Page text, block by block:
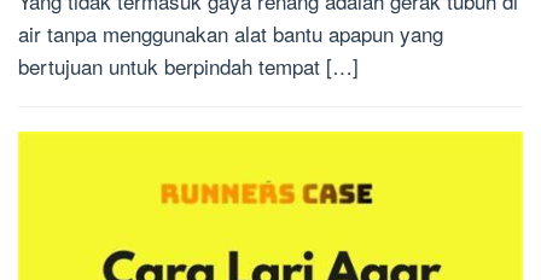
air tanpa menggunakan alat bantu apapun yang
bertujuan untuk berpindah tempat […]